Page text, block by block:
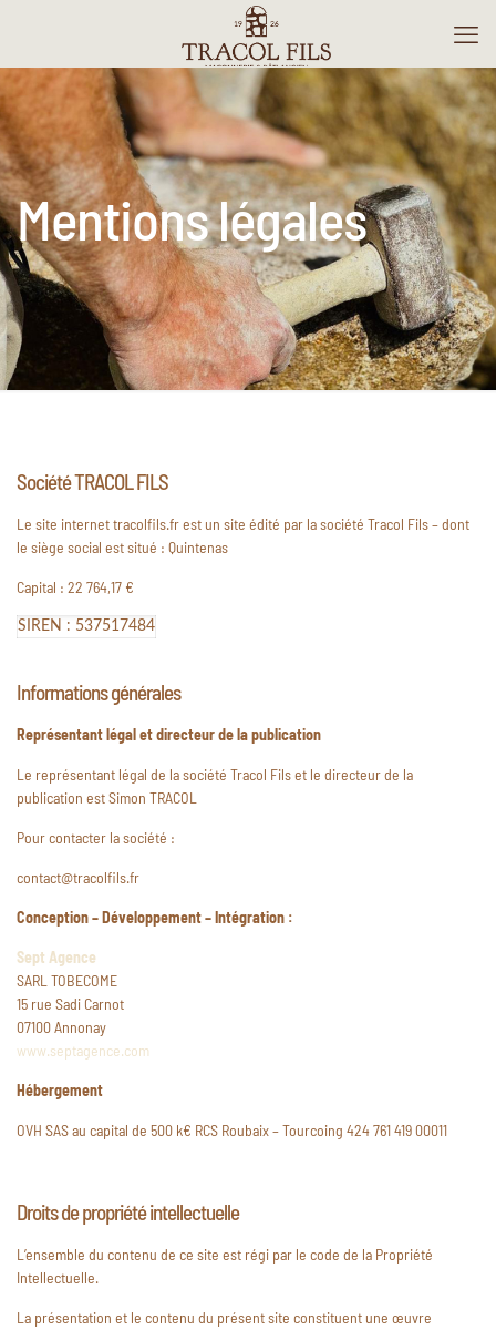
Mentions légales
Société TRACOL FILS
Le site internet tracolfils.fr est un site édité par la société Tracol Fils – dont
le siège social est situé : Quintenas
Capital : 22 764,17 €
SIREN : 537517484
Informations générales
Représentant légal et directeur de la publication
Le représentant légal de la société Tracol Fils et le directeur de la
publication est Simon TRACOL
Pour contacter la société :
contact@tracolfils.fr
Conception – Développement – Intégration :
Sept Agence
SARL TOBECOME
15 rue Sadi Carnot
07100 Annonay
www.septagence.com
Hébergement
OVH SAS au capital de 500 k€ RCS Roubaix – Tourcoing 424 761 419 00011
Droits de propriété intellectuelle
L’ensemble du contenu de ce site est régi par le code de la Propriété
Intellectuelle.
La présentation et le contenu du présent site constituent une œuvre